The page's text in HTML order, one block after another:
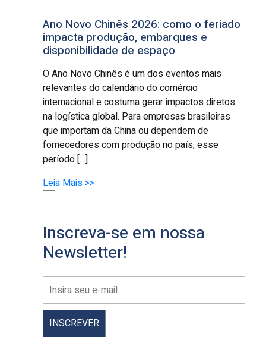
Ano Novo Chinês 2026: como o feriado
impacta produção, embarques e
disponibilidade de espaço
O Ano Novo Chinês é um dos eventos mais
relevantes do calendário do comércio
internacional e costuma gerar impactos diretos
na logística global. Para empresas brasileiras
que importam da China ou dependem de
fornecedores com produção no país, esse
período […]
Leia Mais >>
Inscreva-se em nossa
Newsletter!